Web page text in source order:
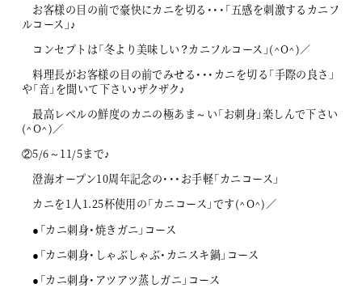
お客様の目の前で豪快にカニを切る・・・「五感を刺激するカニフ
ルコース」♪
コンセプトは「冬より美味しい？カニフルコース」(^O^)／
料理長がお客様の目の前でみせる・・・カニを切る「手際の良さ」
や「音」を聞いて下さい♪ザクザク♪
最高レベルの鮮度のカニの極あま～い「お刺身」楽しんで下さい
(^O^)／
②5/6～11/5まで♪
澄海オープン10周年記念の・・・お手軽「カニコース」
カニを1人1.25杯使用の「カニコース」です(^O^)／
●「カニ刺身・焼きガニ」コース
●「カニ刺身・しゃぶしゃぶ・カニスキ鍋」コース
●「カニ刺身・アツアツ蒸しガニ」コース